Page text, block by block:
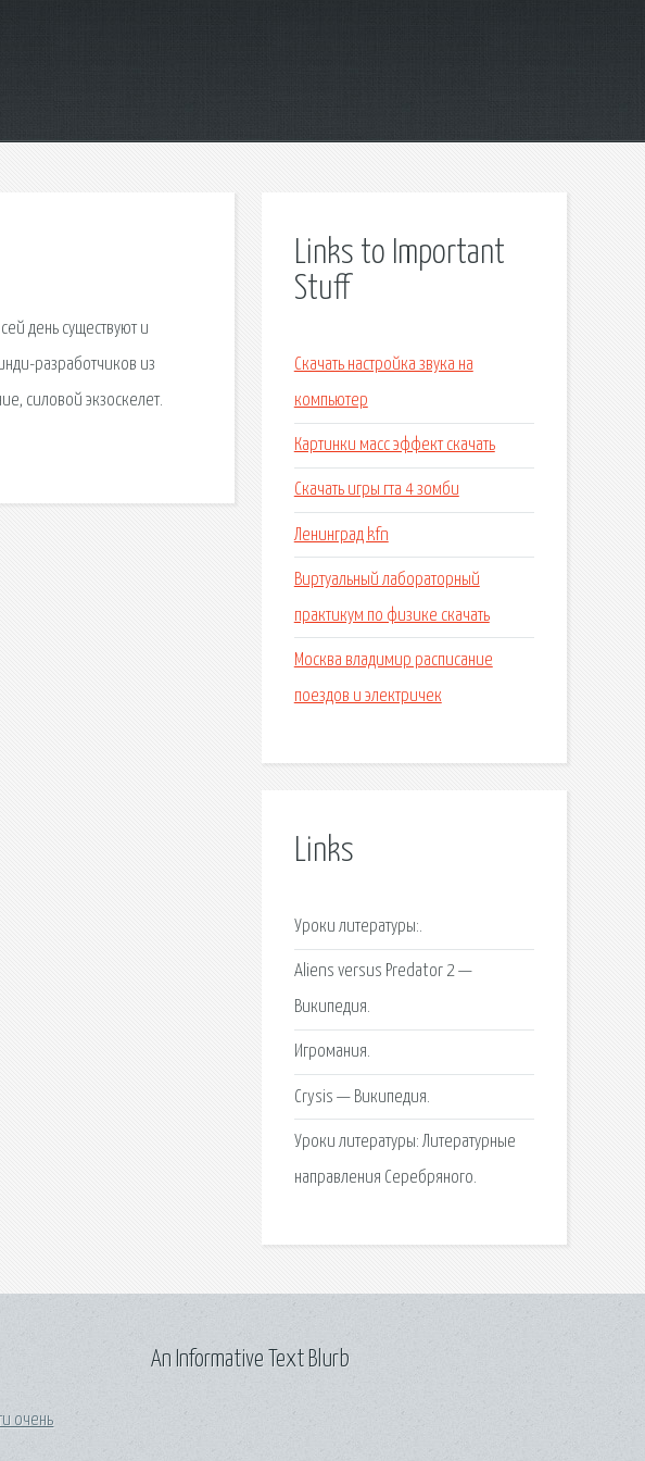
день существуют и
разработчиков из
силовой экзоскелет.
Links to Important
Stuff
Скачать настройка звука на
компьютер
Картинки масс эффект скачать
Скачать игры гта 4 зомби
Ленинград kfn
Виртуальный лабораторный
практикум по физике скачать
Москва владимир расписание
поездов и электричек
Links
Уроки литературы:.
Aliens versus Predator 2 —
Википедия.
Игромания.
Crysis — Википедия.
Уроки литературы: Литературные
направления Серебряного.
очень
An Informative Text Blurb